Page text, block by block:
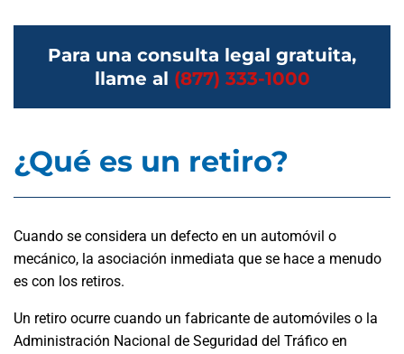
Para una consulta legal gratuita,
llame al (877) 333-1000
¿Qué es un retiro?
Cuando se considera un defecto en un automóvil o
mecánico, la asociación inmediata que se hace a menudo
es con los retiros.
Un retiro ocurre cuando un fabricante de automóviles o la
Administración Nacional de Seguridad del Tráfico en